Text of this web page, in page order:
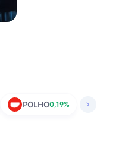
POLHO0,19%